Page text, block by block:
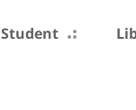
Student